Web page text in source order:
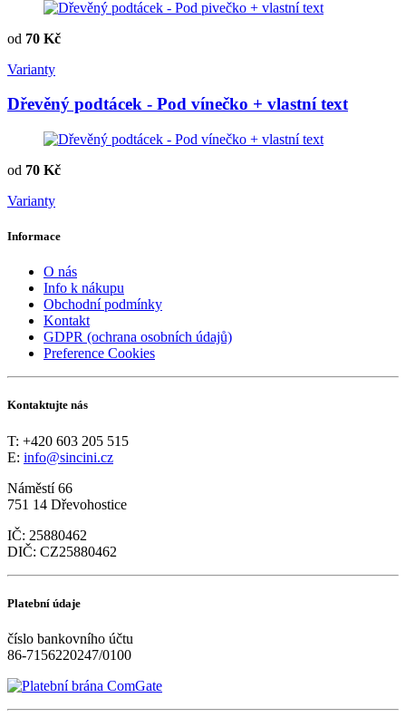
od 70 Kč
Varianty
Dřevěný podtácek - Pod vínečko + vlastní text
od 70 Kč
Varianty
Informace
O nás
Info k nákupu
Obchodní podmínky
Kontakt
GDPR (ochrana osobních údajů)
Preference Cookies
Kontaktujte nás
T: +420 603 205 515
E: info@sincini.cz
Náměstí 66
751 14 Dřevohostice
IČ: 25880462
DIČ: CZ25880462
Platební údaje
číslo bankovního účtu
86-7156220247/0100